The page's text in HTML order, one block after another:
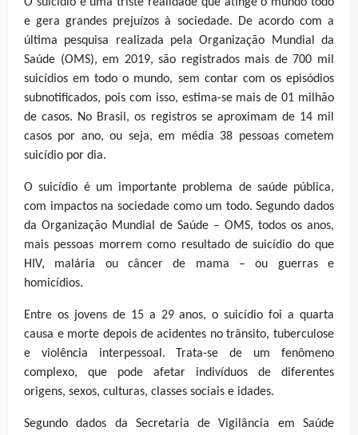
e gera grandes prejuízos à sociedade. De acordo com a
última pesquisa realizada pela Organização Mundial da
Saúde (OMS), em 2019, são registrados mais de 700 mil
suicídios em todo o mundo, sem contar com os episódios
subnotificados, pois com isso, estima-se mais de 01 milhão
de casos. No Brasil, os registros se aproximam de 14 mil
casos por ano, ou seja, em média 38 pessoas cometem
suicídio por dia.
O suicídio é um importante problema de saúde pública,
com impactos na sociedade como um todo. Segundo dados
da Organização Mundial de Saúde – OMS, todos os anos,
mais pessoas morrem como resultado de suicídio do que
HIV, malária ou câncer de mama – ou guerras e
homicídios.
Entre os jovens de 15 a 29 anos, o suicídio foi a quarta
causa e morte depois de acidentes no trânsito, tuberculose
e violência interpessoal. Trata-se de um fenômeno
complexo, que pode afetar indivíduos de diferentes
origens, sexos, culturas, classes sociais e idades.
Segundo dados da Secretaria de Vigilância em Saúde